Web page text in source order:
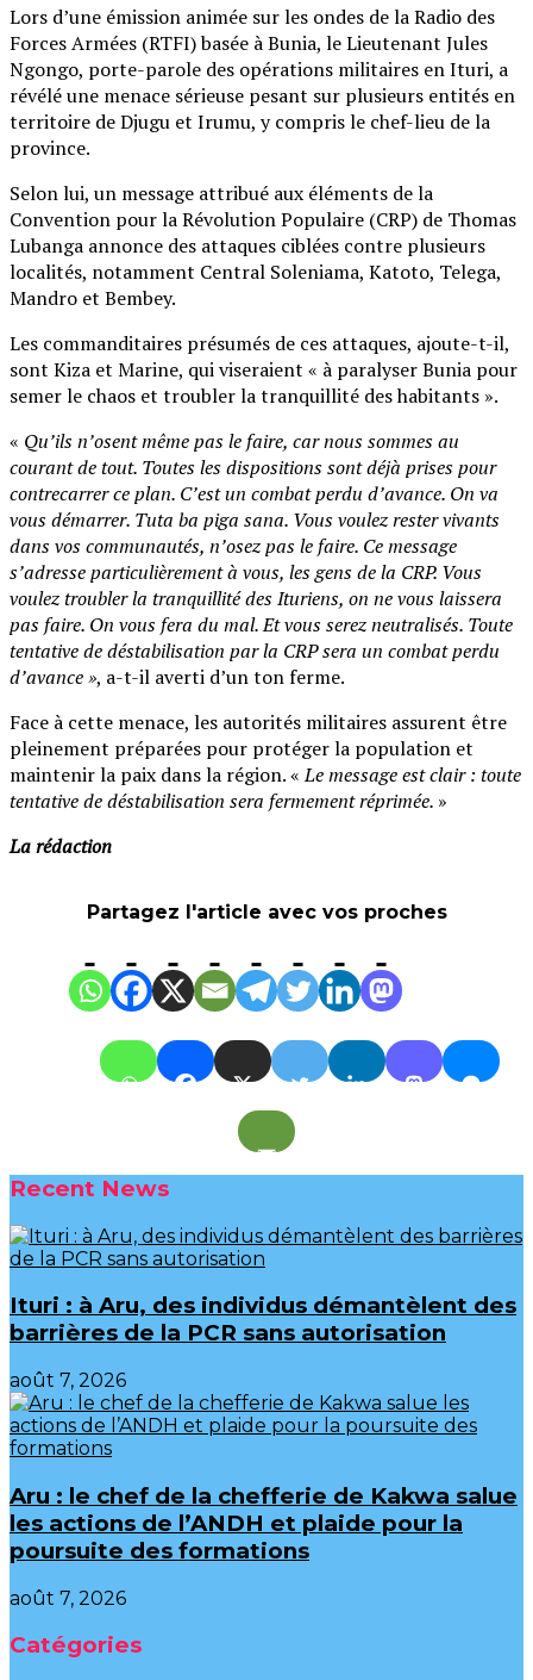
Lors d’une émission animée sur les ondes de la Radio des
Forces Armées (RTFI) basée à Bunia, le Lieutenant Jules
Ngongo, porte-parole des opérations militaires en Ituri, a
révélé une menace sérieuse pesant sur plusieurs entités en
territoire de Djugu et Irumu, y compris le chef-lieu de la
province.
Selon lui, un message attribué aux éléments de la
Convention pour la Révolution Populaire (CRP) de Thomas
Lubanga annonce des attaques ciblées contre plusieurs
localités, notamment Central Soleniama, Katoto, Telega,
Mandro et Bembey.
Les commanditaires présumés de ces attaques, ajoute-t-il,
sont Kiza et Marine, qui viseraient « à paralyser Bunia pour
semer le chaos et troubler la tranquillité des habitants ».
« Qu’ils n’osent même pas le faire, car nous sommes au
courant de tout. Toutes les dispositions sont déjà prises pour
contrecarrer ce plan. C’est un combat perdu d’avance. On va
vous démarrer. Tuta ba piga sana. Vous voulez rester vivants
dans vos communautés, n’osez pas le faire. Ce message
s’adresse particulièrement à vous, les gens de la CRP. Vous
voulez troubler la tranquillité des Ituriens, on ne vous laissera
pas faire. On vous fera du mal. Et vous serez neutralisés. Toute
tentative de déstabilisation par la CRP sera un combat perdu
d’avance », a-t-il averti d’un ton ferme.
Face à cette menace, les autorités militaires assurent être
pleinement préparées pour protéger la population et
maintenir la paix dans la région. «Le message est clair : toute
tentative de déstabilisation sera fermement réprimée. »
La rédaction
Partagez l'article avec vos proches
Recent News
Ituri : à Aru, des individus démantèlent des
barrières de la PCR sans autorisation
août 7, 2026
Aru : le chef de la chefferie de Kakwa salue
les actions de l’ANDH et plaide pour la
poursuite des formations
août 7, 2026
Catégories